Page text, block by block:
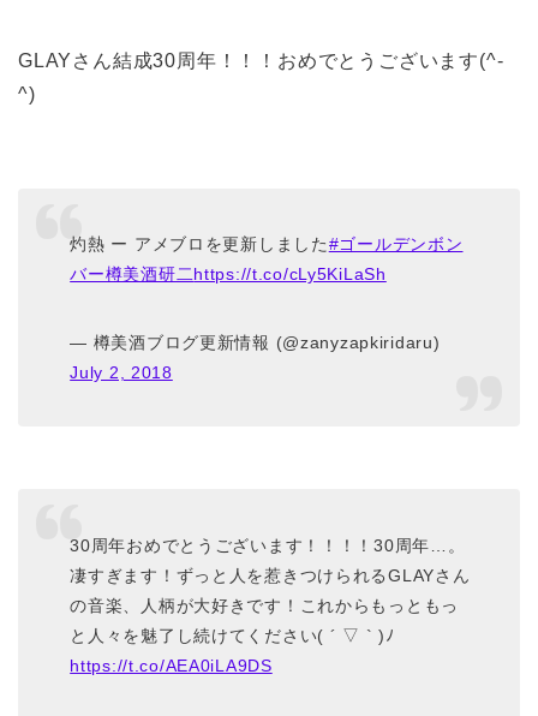
GLAYさん結成30周年！！！おめでとうございます(^-
^)
灼熱 ー アメブロを更新しました#ゴールデンボン
バー樽美酒研二https://t.co/cLy5KiLaSh
— 樽美酒ブログ更新情報 (@zanyzapkiridaru)
July 2, 2018
30周年おめでとうございます！！！！30周年…。
凄すぎます！ずっと人を惹きつけられるGLAYさん
の音楽、人柄が大好きです！これからもっともっ
と人々を魅了し続けてください( ´ ▽ ` )ﾉ
https://t.co/AEA0iLA9DS